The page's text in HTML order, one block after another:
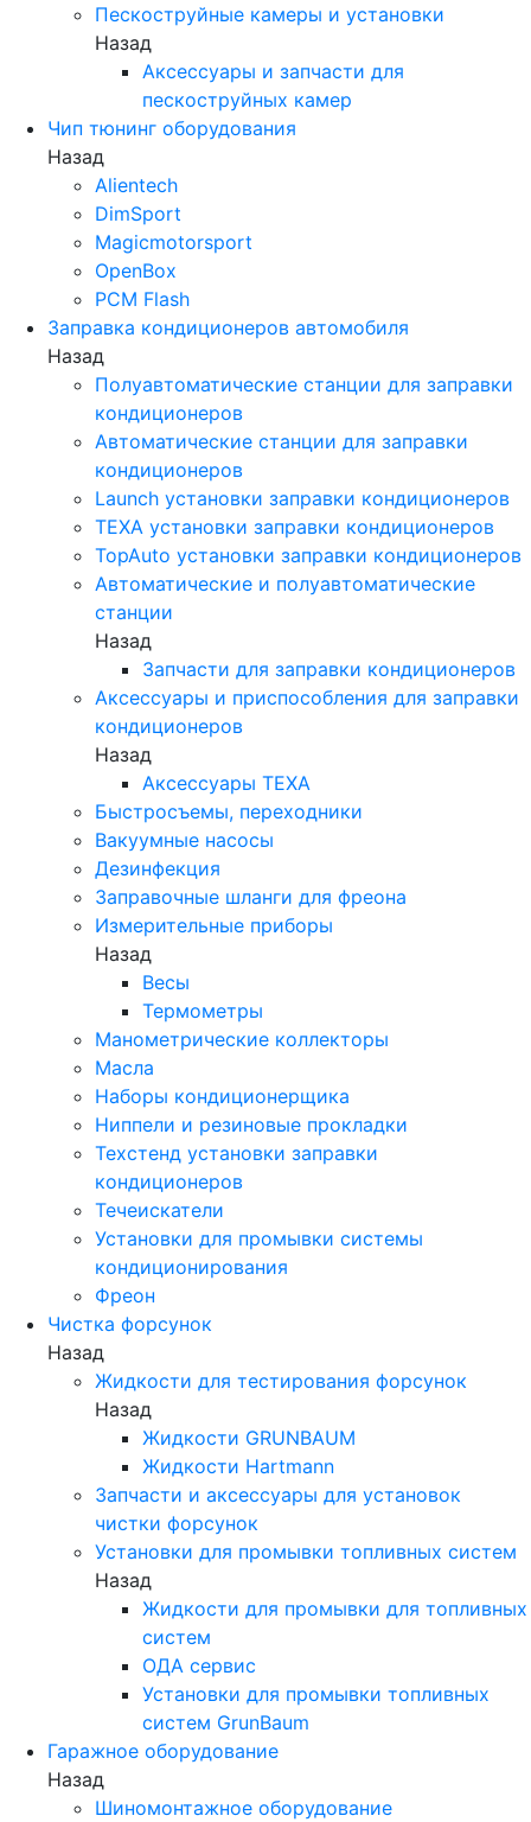
Пескоструйные камеры и установки
Назад
Аксессуары и запчасти для
пескоструйных камер
Чип тюнинг оборудования
Назад
Alientech
DimSport
Magicmotorsport
OpenBox
PCM Flash
Заправка кондиционеров автомобиля
Назад
Полуавтоматические станции для заправки
кондиционеров
Автоматические станции для заправки
кондиционеров
Launch установки заправки кондиционеров
TEXA установки заправки кондиционеров
TopAuto установки заправки кондиционеров
Автоматические и полуавтоматические
станции
Назад
Запчасти для заправки кондиционеров
Аксессуары и приспособления для заправки
кондиционеров
Назад
Аксессуары TEXA
Быстросъемы, переходники
Вакуумные насосы
Дезинфекция
Заправочные шланги для фреона
Измерительные приборы
Назад
Весы
Термометры
Манометрические коллекторы
Масла
Наборы кондиционерщика
Ниппели и резиновые прокладки
Техстенд установки заправки
кондиционеров
Течеискатели
Установки для промывки системы
кондиционирования
Фреон
Чистка форсунок
Назад
Жидкости для тестирования форсунок
Назад
Жидкости GRUNBAUM
Жидкости Hartmann
Запчасти и аксессуары для установок
чистки форсунок
Установки для промывки топливных систем
Назад
Жидкости для промывки для топливных
систем
ОДА сервис
Установки для промывки топливных
систем GrunBaum
Гаражное оборудование
Назад
Шиномонтажное оборудование